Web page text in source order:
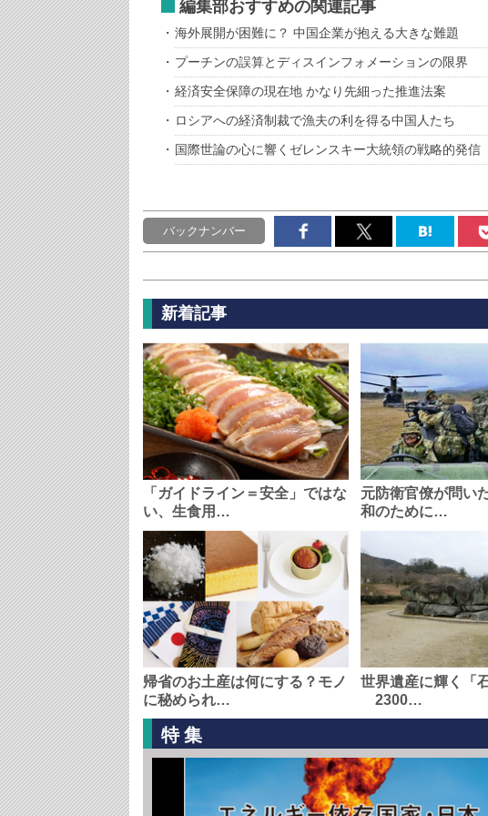
編集部おすすめの関連記事
海外展開が困難に？ 中国企業が抱える大きな難題
プーチンの誤算とディスインフォメーションの限界
経済安全保障の現在地 かなり先細った推進法案
ロシアへの経済制裁で漁夫の利を得る中国人たち
国際世論の心に響くゼレンスキー大統領の戦略的発信
バックナンバー
新着記事
「ガイドライン＝安全」ではな
い、生食用…
元防衛官僚が問い
和のために…
帰省のお土産は何にする？モノ
に秘められ…
世界遺産に輝く「
2300…
特集